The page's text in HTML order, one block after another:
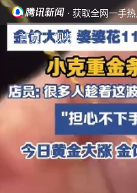
· 获取全网一手
首页 视频